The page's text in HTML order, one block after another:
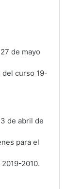
de mayo
del curso 19-
de abril de
para el
2010.